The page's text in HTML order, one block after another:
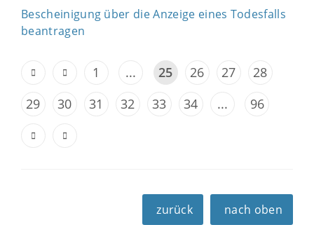
Bescheinigung über die Anzeige eines Todesfalls
beantragen
1 ... 25 26 27
28
29
30 31 32 33 34 ... 96
zurück nach oben